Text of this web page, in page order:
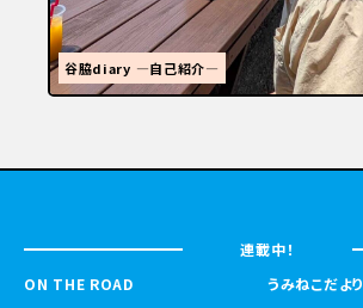
福岡といえばラーメン
連載中！
ON THE ROAD
うみねこだより